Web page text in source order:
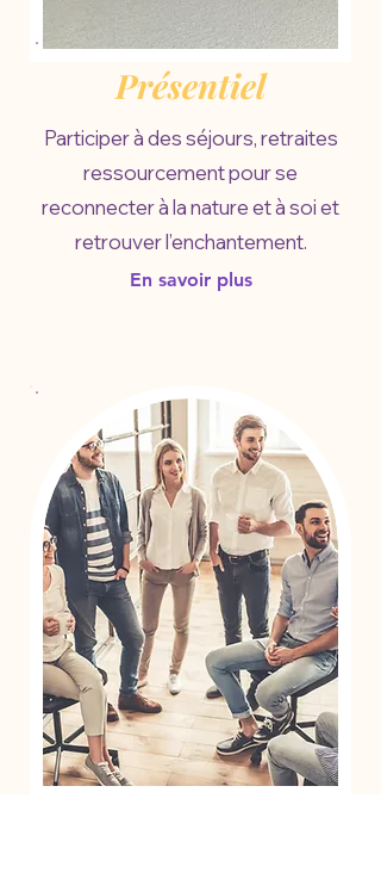
Présentiel
Participer à des séjours, retraites
ressourcement pour se
reconnecter à la nature et à soi et
retrouver l’enchantement.
En savoir plus